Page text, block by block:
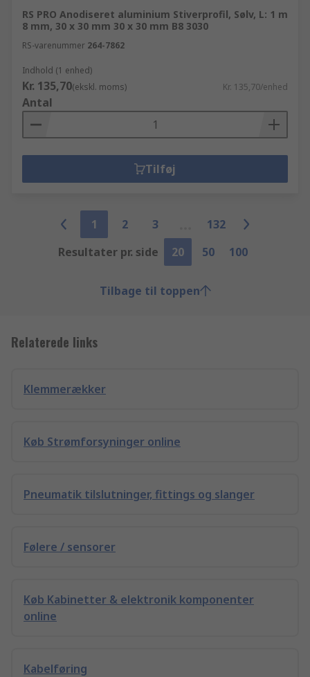
RS PRO Anodiseret aluminium Stiverprofil, Sølv, L: 1 m
8 mm, 30 x 30 mm 30 x 30 mm B8 3030
RS-varenummer 264-7862
Indhold (1 enhed)
Kr. 135,70(ekskl. moms) Kr. 135,70/enhed
Antal
Tilføj
1 2 3
132
Resultater pr. side
20 50 100
Tilbage til toppen
Relaterede links
Klemmerækker
Køb Strømforsyninger online
Pneumatik tilslutninger, fittings og slanger
Følere / sensorer
Køb Kabinetter & elektronik komponenter
online
Kabelføring